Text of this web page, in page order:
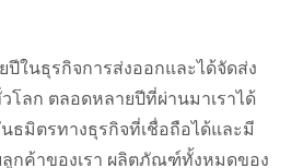
ปีในธุรกิจการส่งออกและได้จัดส่ง
ลก ตลอดหลายปีที่ผ่านมาเราได้
ธมิตรทางธุรกิจที่เชื่อถือได้และมี
กค้าของเรา ผลิตภัณฑ์ทั้งหมดของ